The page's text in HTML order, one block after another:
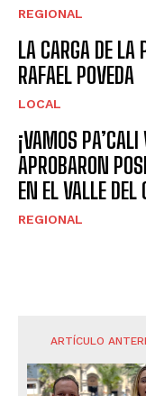
REGIONAL
LA CARGA DE LA
RAFAEL POVEDA
LOCAL
¡VAMOS
APROBARON
EN EL VALLE DEL
REGIONAL
ARTÍCULO